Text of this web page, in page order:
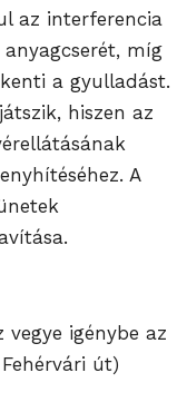
az interferencia
míg
a gyulladást.
hiszen az
A
vegye igénybe az
út)